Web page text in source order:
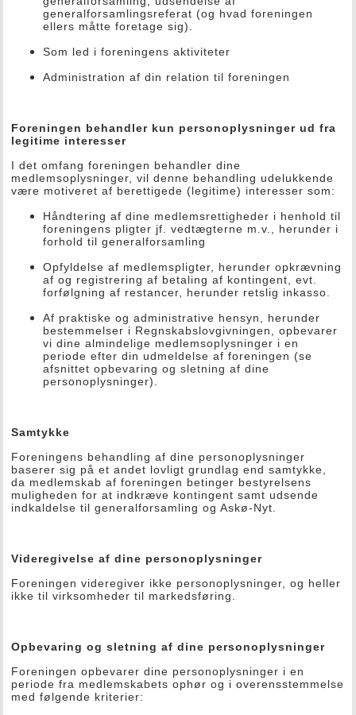
generalforsamlingsreferat (og hvad foreningen
ellers måtte foretage sig).
Som led i foreningens aktiviteter
Administration af din relation til foreningen
Foreningen behandler kun personoplysninger ud fra
legitime interesser
I det omfang foreningen behandler dine
medlemsoplysninger, vil denne behandling udelukkende
være motiveret af berettigede (legitime) interesser som:
Håndtering af dine medlemsrettigheder i henhold til
foreningens pligter jf. vedtægterne m.v., herunder i
forhold til generalforsamling
Opfyldelse af medlemspligter, herunder opkrævning
af og registrering af betaling af kontingent, evt.
forfølgning af restancer, herunder retslig inkasso.
Af praktiske og administrative hensyn, herunder
bestemmelser i Regnskabslovgivningen, opbevarer
vi dine almindelige medlemsoplysninger i en
periode efter din udmeldelse af foreningen (se
afsnittet opbevaring og sletning af dine
personoplysninger).
Samtykke
Foreningens behandling af dine personoplysninger
baserer sig på et andet lovligt grundlag end samtykke,
da medlemskab af foreningen betinger bestyrelsens
muligheden for at indkræve kontingent samt udsende
indkaldelse til generalforsamling og Askø-Nyt.
Videregivelse af dine personoplysninger
Foreningen videregiver ikke personoplysninger, og heller
ikke til virksomheder til markedsføring.
Opbevaring og sletning af dine personoplysninger
Foreningen opbevarer dine personoplysninger i en
periode fra medlemskabets ophør og i overensstemmelse
med følgende kriterier: